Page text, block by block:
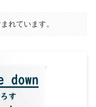
れています。